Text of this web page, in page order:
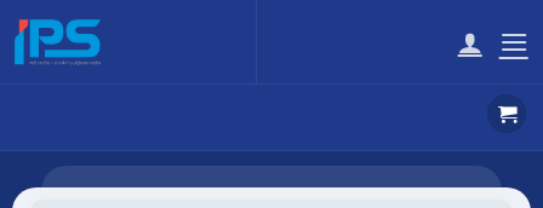
Bỏ
qua
nội